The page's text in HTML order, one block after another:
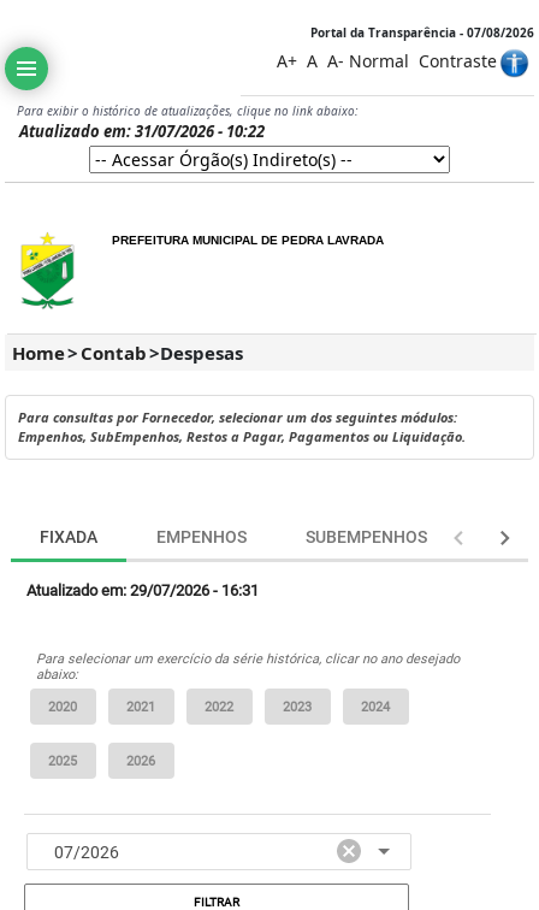
Portal da Transparência - 07/08/2026
A+ A A- Normal Contraste
Para exibir o histórico de atualizações, clique no link abaixo:
Atualizado em: 31/07/2026 - 10:22
PREFEITURA MUNICIPAL DE PEDRA LAVRADA
Home> Contab>Despesas
Para consultas por Fornecedor, selecionar um dos seguintes módulos:
Empenhos, SubEmpenhos, Restos a Pagar, Pagamentos ou Liquidação.
FIXADA EMPENHOS SUBEMPENHOS
Atualizado em: 29/07/2026 - 16:31
Para selecionar um exercício da série histórica, clicar no ano desejado
abaixo:
FILTRAR